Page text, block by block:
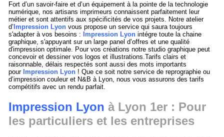
Fort d’un savoir-faire et d’un équipement à la pointe de la technologie
numérique, nos artisans imprimeurs connaissent parfaitement leur
métier et sont attentifs aux spécificités de vos projets. Notre atelier
d’ Impression Lyon vous propose un service qui saura toujours
s'adapter à vos besoins : Impression Lyon intégre toute la chaine
graphique, s'appuyant sur un large panel d’offres et une qualité
d'impression optimale. Pour vos créations notre studio graphique peut
concevoir et dessiner vos logos et illustrations.Tarifs clairs et
raisonnable, délais respectés sont aussi des mots importants
pour Impression Lyon ! Que ce soit notre service de reprographie ou
d’impression couleur et N&B à Lyon, nous vous assurons des tarifs
compétitifs avec un rendu parfait.
Impression Lyon à Lyon 1er : Pour
les particuliers et les entreprises